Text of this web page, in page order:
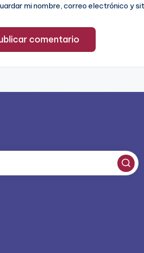
mi nombre, correo electrónico y